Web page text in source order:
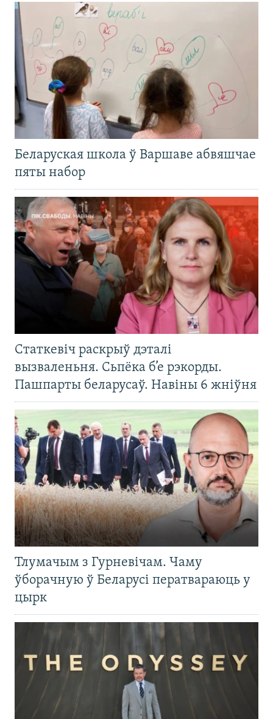
Беларуская школа ў Варшаве абвяшчае
пяты набор
Статкевіч раскрыў дэталі
вызваленьня. Сьпёка б’е рэкорды.
Пашпарты беларусаў. Навіны 6 жніўня
Тлумачым з Гурневічам. Чаму
ўборачную ў Беларусі ператвараюць у
цырк